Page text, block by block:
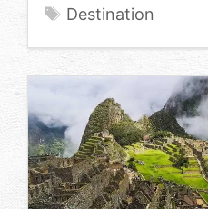
Schlagwörter
Destination